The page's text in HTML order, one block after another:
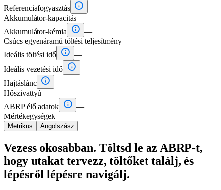
Referenciafogyasztás  —
Akkumulátor-kapacitás—
Akkumulátor-kémia
 —
Csúcs egyenáramú töltési teljesítmény—
Ideális töltési idő  —
Ideális vezetési idő  —
Hajtáslánc  —
Hőszivattyú—
ABRP élő adatok  —
Mértékegységek
Metrikus Angolszász
Vezess okosabban. Töltsd le az ABRP-t,
hogy utakat tervezz, töltőket találj, és
lépésről lépésre navigálj.